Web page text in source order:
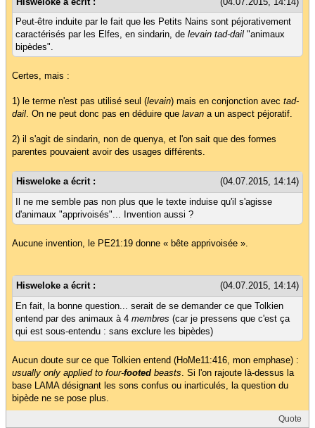
Peut-être induite par le fait que les Petits Nains sont péjorativement
caractérisés par les Elfes, en sindarin, de levain tad-dail "animaux
bipèdes".
Certes, mais :
1) le terme n'est pas utilisé seul (levain) mais en conjonction avec tad-
dail. On ne peut donc pas en déduire que lavan a un aspect péjoratif.
2) il s'agit de sindarin, non de quenya, et l'on sait que des formes
parentes pouvaient avoir des usages différents.
(04.07.2015, 14:14)
Hisweloke a écrit :
Il ne me semble pas non plus que le texte induise qu'il s'agisse
d'animaux "apprivoisés"... Invention aussi ?
Aucune invention, le PE21:19 donne « bête apprivoisée ».
(04.07.2015, 14:14)
Hisweloke a écrit :
En fait, la bonne question... serait de se demander ce que Tolkien
entend par des animaux à 4 membres (car je pressens que c'est ça
qui est sous-entendu : sans exclure les bipèdes)
Aucun doute sur ce que Tolkien entend (HoMe11:416, mon emphase) :
usually only applied to four-footed beasts . Si l'on rajoute là-dessus la
base LAMA désignant les sons confus ou inarticulés, la question du
bipède ne se pose plus.
Quote